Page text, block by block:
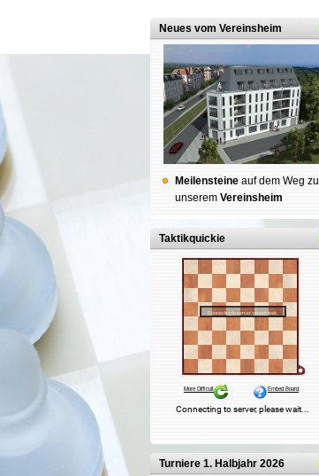
Neues vom Vereinsheim
Mei­len­stei­ne auf dem Weg zu
un­se­rem Ver­eins­heim
Taktikquickie
Turniere 1. Halbjahr 2026